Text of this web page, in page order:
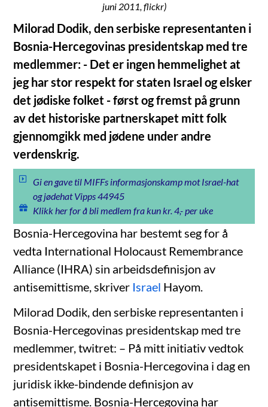
juni 2011, flickr)
Milorad Dodik, den serbiske representanten i
Bosnia-Hercegovinas presidentskap med tre
medlemmer: - Det er ingen hemmelighet at
jeg har stor respekt for staten Israel og elsker
det jødiske folket - først og fremst på grunn
av det historiske partnerskapet mitt folk
gjennomgikk med jødene under andre
verdenskrig.
Gi en gave til MIFFs informasjonskamp mot Israel-hat
og jødehat Vipps 44945
Klikk her for å bli medlem fra kun kr. 4,- per uke
Bosnia-Hercegovina har bestemt seg for å
vedta International Holocaust Remembrance
Alliance (IHRA) sin arbeidsdefinisjon av
antisemittisme, skriver Israel Hayom.
Milorad Dodik, den serbiske representanten i
Bosnia-Hercegovinas presidentskap med tre
medlemmer, twitret: – På mitt initiativ vedtok
presidentskapet i Bosnia-Hercegovina i dag en
juridisk ikke-bindende definisjon av
antisemittisme. Bosnia-Hercegovina har